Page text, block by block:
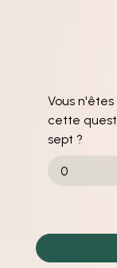
Vous
cette
sept ?